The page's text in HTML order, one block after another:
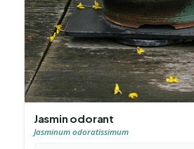
Jasmin odorant
Jasminum odoratissimum